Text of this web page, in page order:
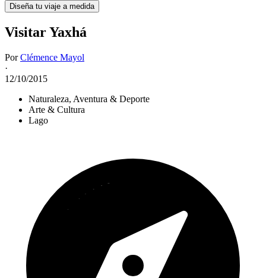
Diseña tu viaje a medida
Visitar Yaxhá
PorClémence Mayol
·
12/10/2015
Naturaleza, Aventura & Deporte
Arte & Cultura
Lago